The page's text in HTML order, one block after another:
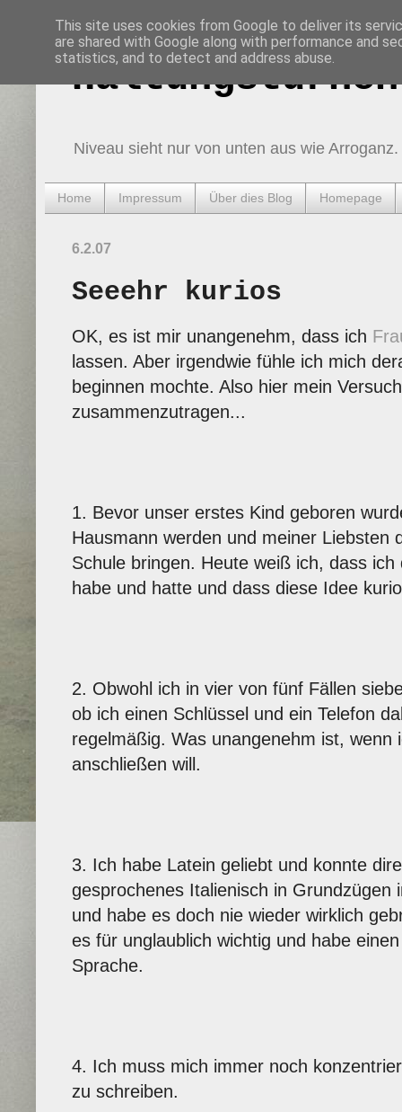
Haltungsturnen
Niveau sieht nur von unten aus wie Arroganz.
Home Impressum Über dies Blog Homepage
6.2.07
Seeehr kurios
OK, es ist mir unangenehm, dass ich
lassen. Aber irgendwie fühle ich mich
beginnen mochte. Also hier mein
zusammenzutragen...
1. Bevor unser erstes Kind geboren
Hausmann werden und meiner Liebsten
Schule bringen. Heute weiß ich, dass
habe und hatte und dass diese Idee
2. Obwohl ich in vier von fünf Fällen
ob ich einen Schlüssel und ein Telefon
regelmäßig. Was unangenehm ist, wenn
anschließen will.
3. Ich habe Latein geliebt und konnte
gesprochenes Italienisch in Grundzügen
und habe es doch nie wieder wirklich
es für unglaublich wichtig und habe
Sprache.
4. Ich muss mich immer noch
zu schreiben.
This site uses cookies from Google to deliver its
are shared with Google along with performance and
statistics, and to detect and address abuse.